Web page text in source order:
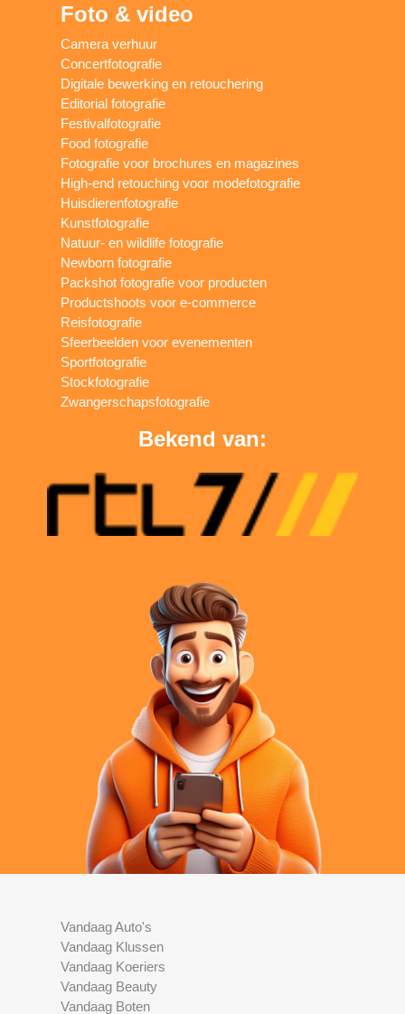
Foto & video
Camera verhuur
Concertfotografie
Digitale bewerking en retouchering
Editorial fotografie
Festivalfotografie
Food fotografie
Fotografie voor brochures en magazines
High-end retouching voor modefotografie
Huisdierenfotografie
Kunstfotografie
Natuur- en wildlife fotografie
Newborn fotografie
Packshot fotografie voor producten
Productshoots voor e-commerce
Reisfotografie
Sfeerbeelden voor evenementen
Sportfotografie
Stockfotografie
Zwangerschapsfotografie
Bekend van:
Vandaag Auto's
Vandaag Klussen
Vandaag Koeriers
Vandaag Beauty
Vandaag Boten